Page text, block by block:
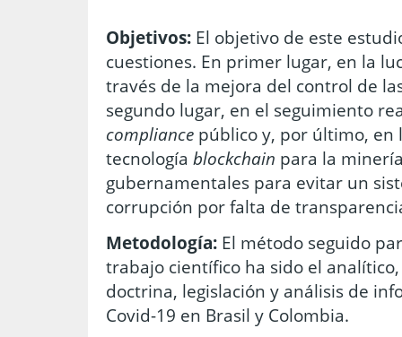
Objetivos: El objetivo de este
cuestiones. En primer lugar, en la
través de la mejora del control de
segundo lugar, en el seguimiento
compliance público y, por último, en
tecnología blockchain para la
gubernamentales para evitar un
corrupción por falta de
Metodología: El método seguido
trabajo científico ha sido el
doctrina, legislación y análisis de
Covid-19 en Brasil y Colombia.